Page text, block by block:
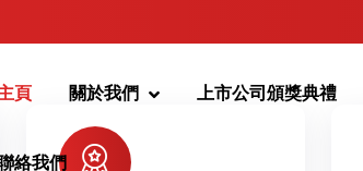
頁 關於我們 上市公司頒獎典禮
絡我們